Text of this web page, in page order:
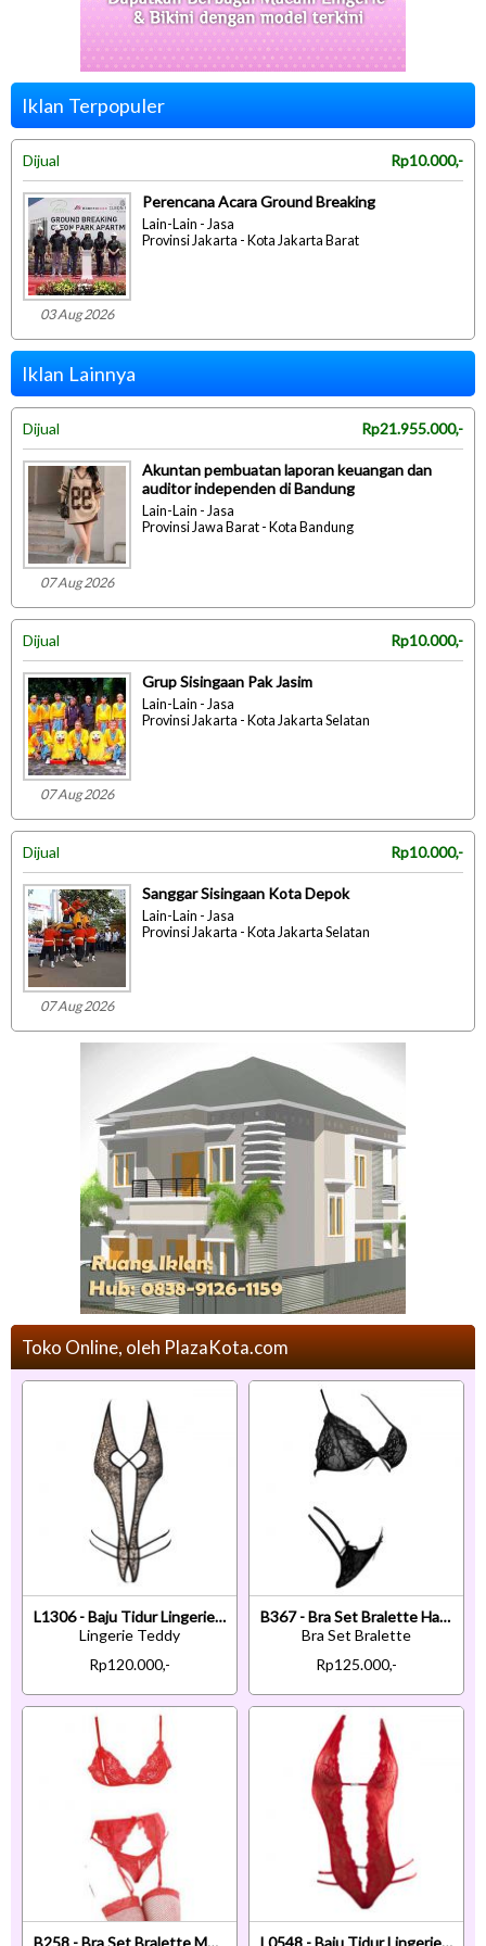
Iklan Terpopuler
Dijual Rp10.000,-
03 Aug 2026
Perencana Acara Ground Breaking
Lain-Lain - Jasa
Provinsi Jakarta - Kota Jakarta Barat
Iklan Lainnya
Dijual Rp21.955.000,-
07 Aug 2026
Akuntan pembuatan laporan keuangan dan
auditor independen di Bandung
Lain-Lain - Jasa
Provinsi Jawa Barat - Kota Bandung
Dijual Rp10.000,-
07 Aug 2026
Grup Sisingaan Pak Jasim
Lain-Lain - Jasa
Provinsi Jakarta - Kota Jakarta Selatan
Dijual Rp10.000,-
07 Aug 2026
Sanggar Sisingaan Kota Depok
Lain-Lain - Jasa
Provinsi Jakarta - Kota Jakarta Selatan
Toko Online, oleh PlazaKota.com
L1306 - Baju Tidur Lingerie Teddy Bodysuit Dress Halter Macan Tutul Coklat Transparan Crotchless
Lingerie Teddy
Rp120.000,-
B367 - Bra Set Bralette Halter Hitam Celana Dalam Panties Thong
Bra Set Bralette
Rp125.000,-